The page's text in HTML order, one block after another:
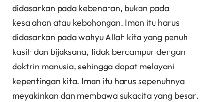
didasarkan pada kebenaran, bukan pada
kesalahan atau kebohongan. Iman itu harus
didasarkan pada wahyu Allah kita yang penuh
kasih dan bijaksana, tidak bercampur dengan
doktrin manusia, sehingga dapat melayani
kepentingan kita. Iman itu harus sepenuhnya
meyakinkan dan membawa sukacita yang besar.